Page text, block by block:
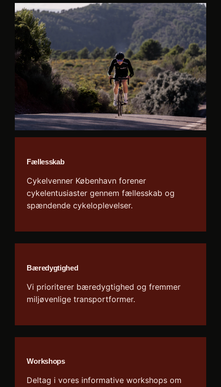
Fællesskab
Cykelvenner København forener
cykelentusiaster gennem fællesskab og
spændende cykeloplevelser.
Bæredygtighed
Vi prioriterer bæredygtighed og fremmer
miljøvenlige transportformer.
Workshops
Deltag i vores informative workshops om